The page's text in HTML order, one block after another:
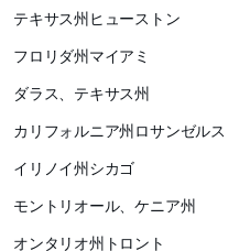
テキサス州ヒューストン
フロリダ州マイアミ
ダラス、テキサス州
カリフォルニア州ロサンゼルス
イリノイ州シカゴ
モントリオール、ケニア州
オンタリオ州トロント